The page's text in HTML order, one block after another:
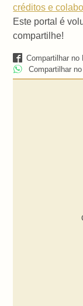
créditos e
Este portal é
compartilhe!
Compartilhar no
Compartilhar